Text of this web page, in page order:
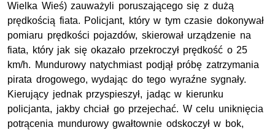
Wielka Wieś) zauważyli poruszającego się z dużą
prędkością fiata. Policjant, który w tym czasie dokonywał
pomiaru prędkości pojazdów, skierował urządzenie na
fiata, który jak się okazało przekroczył prędkość o 25
km/h. Mundurowy natychmiast podjął próbę zatrzymania
pirata drogowego, wydając do tego wyraźne sygnały.
Kierujący jednak przyspieszył, jadąc w kierunku
policjanta, jakby chciał go przejechać. W celu uniknięcia
potrącenia mundurowy gwałtownie odskoczył w bok,